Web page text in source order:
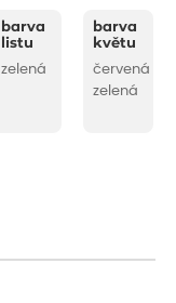
barva
listu
zelená
barva
květu
červená
zelená